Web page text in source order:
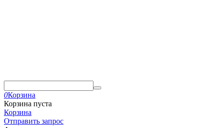
0Корзина
Корзина пуста
Корзина
Отправить запрос